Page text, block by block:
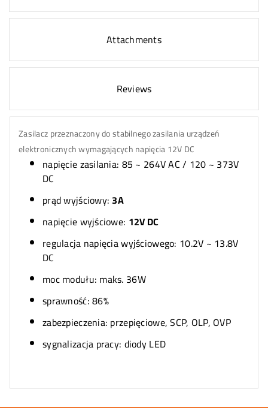
Attachments
Reviews
Zasilacz przeznaczony do stabilnego zasilania urządzeń
elektronicznych wymagających napięcia 12V DC
napięcie zasilania: 85 ~ 264V AC / 120 ~ 373V
DC
prąd wyjściowy:3A
napięcie wyjściowe: 12V DC
regulacja napięcia wyjściowego: 10.2V ~ 13.8V
DC
moc modułu: maks. 36W
sprawność: 86%
zabezpieczenia: przepięciowe, SCP, OLP, OVP
sygnalizacja pracy: diody LED